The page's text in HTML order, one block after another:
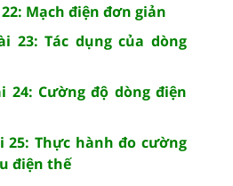
Mạch điện đơn giản
23: Tác dụng của dòng
24: Cường độ dòng điện
25: Thực hành đo cường
điện thế